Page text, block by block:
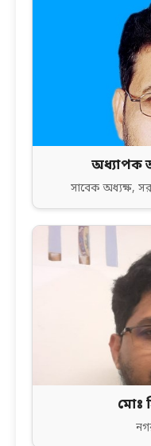
অধ্যাপক
সাবেক অধ্যক্ষ,
মোঃ